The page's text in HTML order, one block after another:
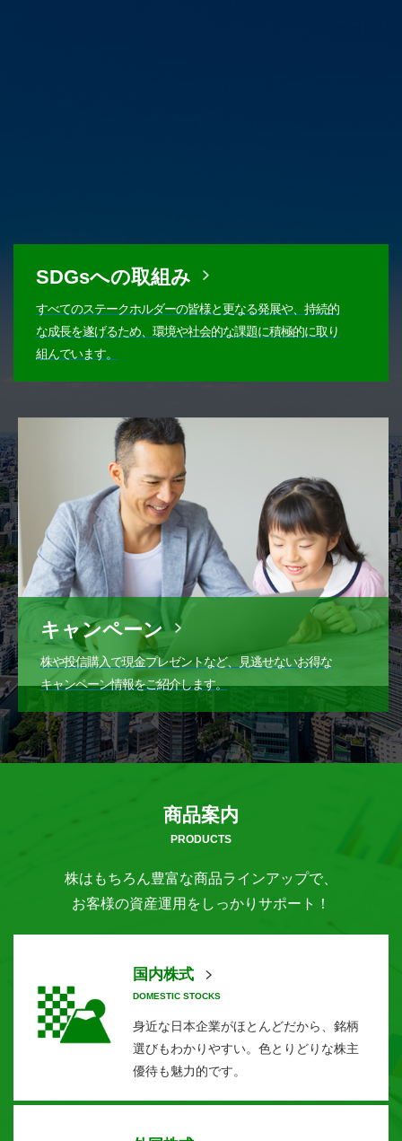
SDGsへの取組み
すべてのステークホルダーの皆様と更なる発展や、持続的
な成長を遂げるため、環境や社会的な課題に積極的に取り
組んでいます。
キャンペーン
株や投信購入で現金プレゼントなど、見逃せないお得な
キャンペーン情報をご紹介します。
商品案内
PRODUCTS
株はもちろん豊富な商品ラインアップで、
お客様の資産運用をしっかりサポート！
国内株式
DOMESTIC STOCKS
身近な日本企業がほとんどだから、銘柄
選びもわかりやすい。色とりどりな株主
優待も魅力的です。